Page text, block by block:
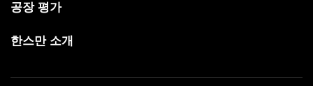
공장 평가
한스만 소개